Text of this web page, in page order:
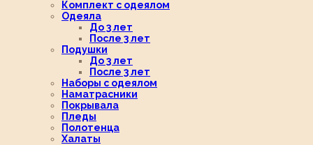
Комплект с одеялом
Одеяла
До 3 лет
После 3 лет
Подушки
До 3 лет
После 3 лет
Наборы с одеялом
Наматрасники
Покрывала
Пледы
Полотенца
Халаты